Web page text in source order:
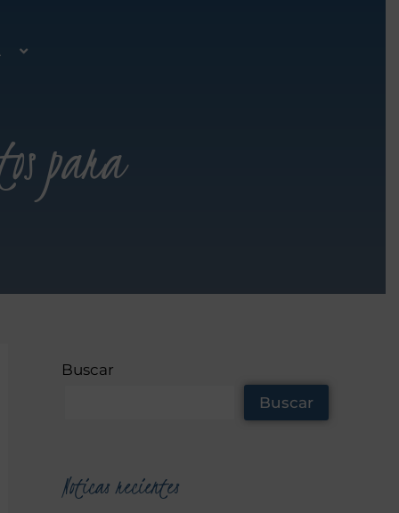
para
Buscar
Buscar
Noticas recientes